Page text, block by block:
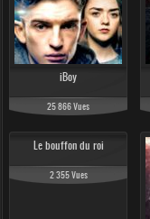
iBoy
25 866 Vues
Le bouffon du roi
2 355 Vues